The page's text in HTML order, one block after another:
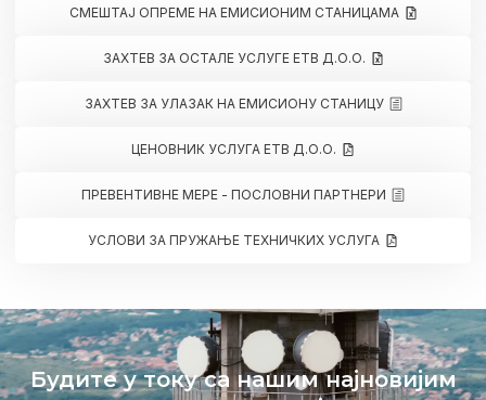
СМЕШТАЈ ОПРЕМЕ НА ЕМИСИОНИМ СТАНИЦАМА
ЗАХТЕВ ЗА ОСТАЛЕ УСЛУГЕ ЕТВ Д.О.О.
ЗАХТЕВ ЗА УЛАЗАК НА ЕМИСИОНУ СТАНИЦУ
ЦЕНОВНИК УСЛУГА ЕТВ Д.О.О.
ПРЕВЕНТИВНЕ МЕРЕ - ПОСЛОВНИ ПАРТНЕРИ
УСЛОВИ ЗА ПРУЖАЊЕ ТЕХНИЧКИХ УСЛУГА
Будите у току са нашим најновијим